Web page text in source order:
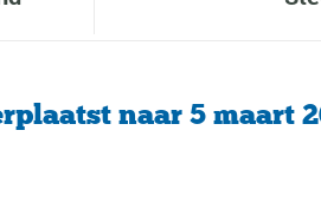
naar 5 maart